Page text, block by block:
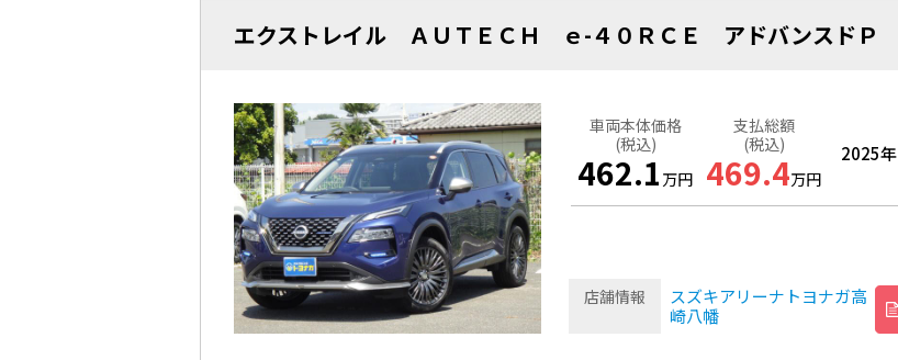
エクストレイル ＡＵＴＥＣＨ ｅ-４０ＲＣＥ アドバンスドＰ
車両本体価格
(税込)
462.1 万円
支払総額
(税込)
469.4万円
2025年
店舗情報
スズキアリーナトヨナガ高
崎八幡